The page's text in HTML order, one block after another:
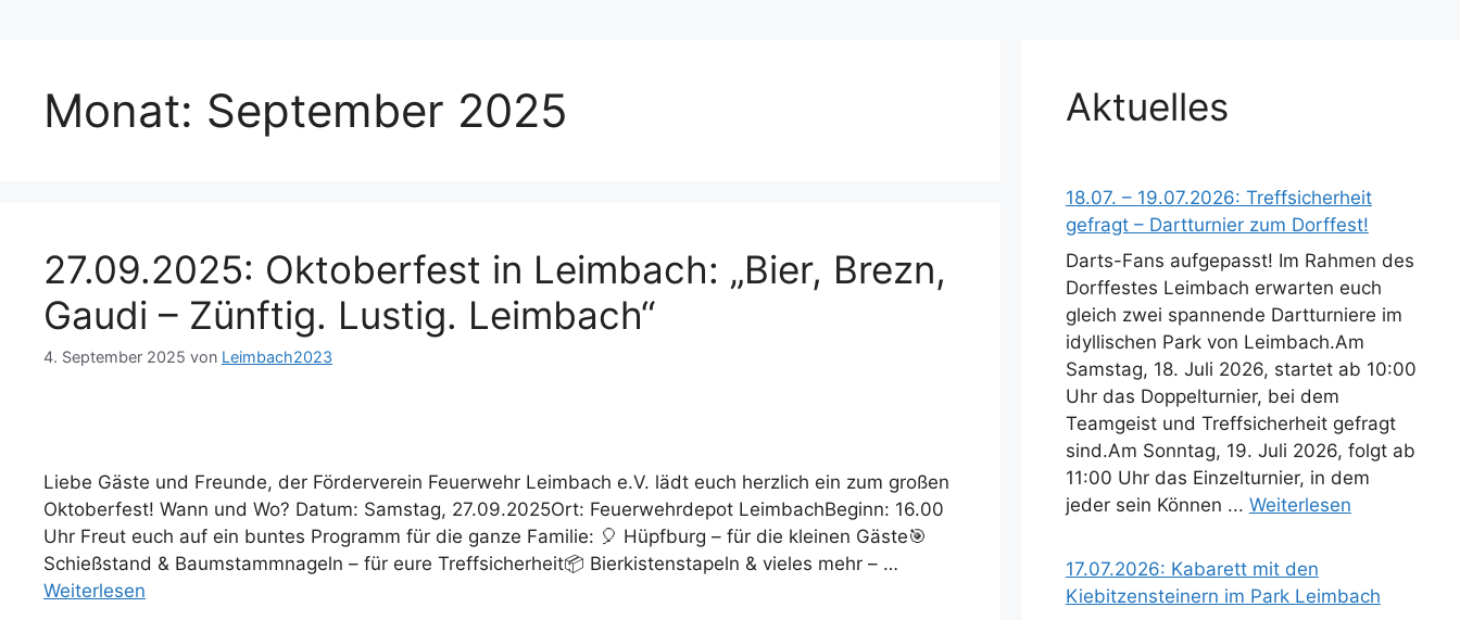
Monat: September 2025
27.09.2025: Oktoberfest in Leimbach: „Bier, Brezn,
Gaudi – Zünftig. Lustig. Leimbach“
4. September 2025 von Leimbach2023
Liebe Gäste und Freunde, der Förderverein Feuerwehr Leimbach e.V. lädt euch herzlich ein zum großen
Oktoberfest! Wann und Wo? Datum: Samstag, 27.09.2025Ort: Feuerwehrdepot LeimbachBeginn: 16.00
Uhr Freut euch auf ein buntes Programm für die ganze Familie: 🎈 Hüpfburg – für die kleinen Gäste🎯
Schießstand & Baumstammnageln – für eure Treffsicherheit📦 Bierkistenstapeln & vieles mehr – …
Weiterlesen
Aktuelles
18.07. – 19.07.2026: Treffsicherheit
gefragt – Dartturnier zum Dorffest!
Darts-Fans aufgepasst! Im Rahmen des
Dorffestes Leimbach erwarten euch
gleich zwei spannende Dartturniere im
idyllischen Park von Leimbach.Am
Samstag, 18. Juli 2026, startet ab 10:00
Uhr das Doppelturnier, bei dem
Teamgeist und Treffsicherheit gefragt
sind.Am Sonntag, 19. Juli 2026, folgt ab
11:00 Uhr das Einzelturnier, in dem
jeder sein Können ... Weiterlesen
17.07.2026: Kabarett mit den
Kiebitzensteinern im Park Leimbach